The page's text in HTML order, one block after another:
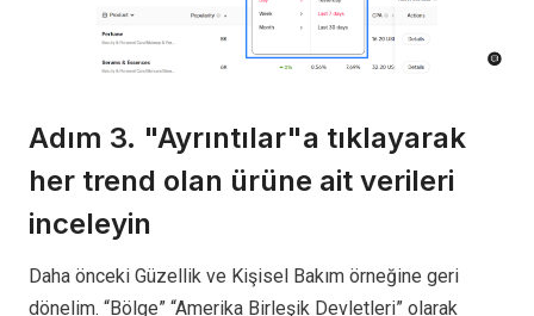
Adım 3. "Ayrıntılar"a tıklayarak
her trend olan ürüne ait verileri
inceleyin
Daha önceki Güzellik ve Kişisel Bakım örneğine geri
dönelim. “Bölge” “Amerika Birleşik Devletleri” olarak